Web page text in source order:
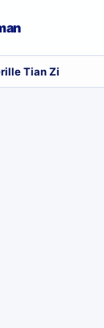
Tian Zi